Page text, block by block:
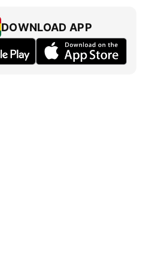
DOWNLOAD APP